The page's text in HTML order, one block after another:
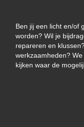
Ben jij een licht en/of
worden? Wil je
repareren en
werkzaamheden?
kijken waar de